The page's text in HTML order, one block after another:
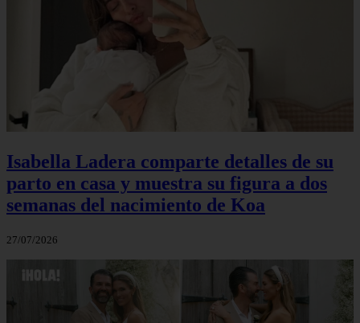
Isabella Ladera comparte detalles de su
parto en casa y muestra su figura a dos
semanas del nacimiento de Koa
27/07/2026